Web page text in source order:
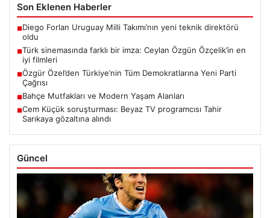
Son Eklenen Haberler
■Diego Forlan Uruguay Milli Takımı’nın yeni teknik direktörü
oldu
■Türk sinemasında farklı bir imza: Ceylan Özgün Özçelik’in en
iyi filmleri
■Özgür Özel’den Türkiye’nin Tüm Demokratlarına Yeni Parti
Çağrısı
■Bahçe Mutfakları ve Modern Yaşam Alanları
■Cem Küçük soruşturması: Beyaz TV programcısı Tahir
Sarıkaya gözaltına alındı
Güncel